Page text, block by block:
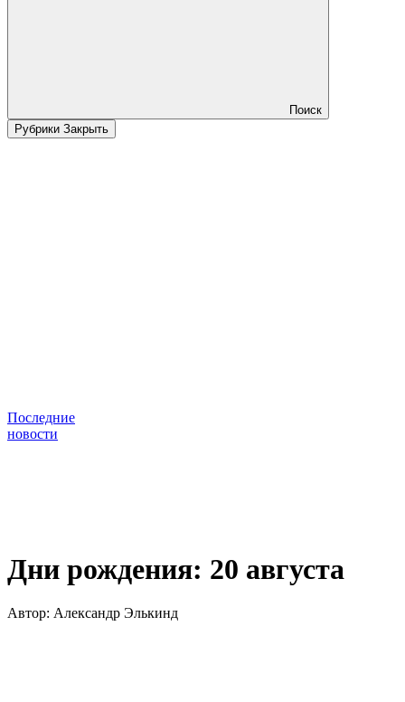
Поиск
Рубрики Закрыть
Последние
новости
Дни рождения: 20 августа
Автор: Александр Элькинд